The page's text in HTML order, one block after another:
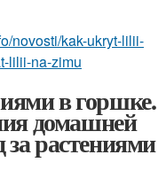
novosti/kak-ukryt-lilii-
lilii-na-zimu
в горшке.
домашней
растениями